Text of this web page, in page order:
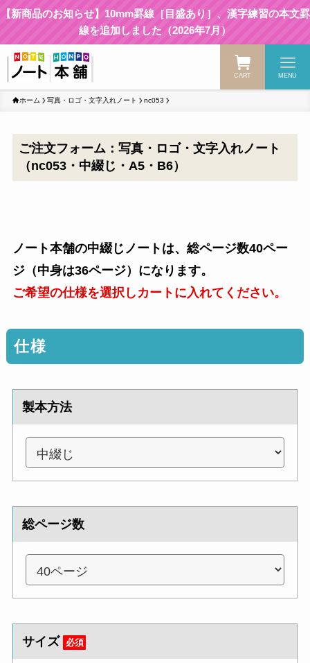
【新商品のお知らせ】10mm罫線［目盛あり］、漢字練習の本文罫
線を追加しました（2026年7月）
CART MENU
ホーム 写真・ロゴ・文字入れノート nc053
ご注文フォーム：写真・ロゴ・文字入れノート
（nc053・中綴じ・A5・B6）
ノート本舗の中綴じノートは、総ページ数40ペー
ジ（中身は36ページ）になります。
ご希望の仕様を選択しカートに入れてください。
仕様
製本方法
総ページ数
サイズ 必須